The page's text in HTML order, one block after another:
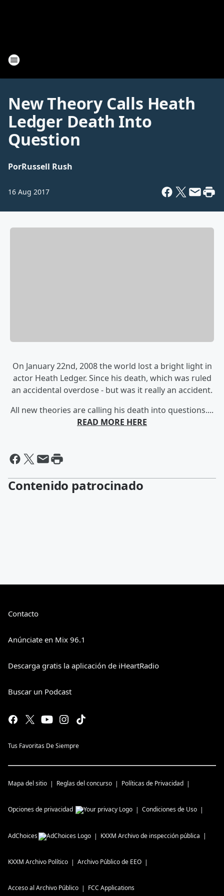
New Theory Calls Heath
Ledger Death Into
Question
PorRussell Rush
16 Aug 2017
On January 22nd, 2008 the world lost a bright light in
actor Heath Ledger. Since his death, which was ruled
an accidental overdose - but was it really an accident.
All new theories are calling his death into questions....
READ MORE HERE
Contenido patrocinado
Contacto
Anúnciate en Mix 96.1
Descarga gratis la aplicación de iHeartRadio
Buscar un Podcast
Tus Favoritas De Siempre
Mapa del sitio Reglas del concurso Políticas de Privacidad
Opciones de privacidad Condiciones de Uso
AdChoices KXXM Archivo de inspección pública
KXXM Archivo Político Archivo Público de EEO
Acceso al Archivo Público FCC Applications